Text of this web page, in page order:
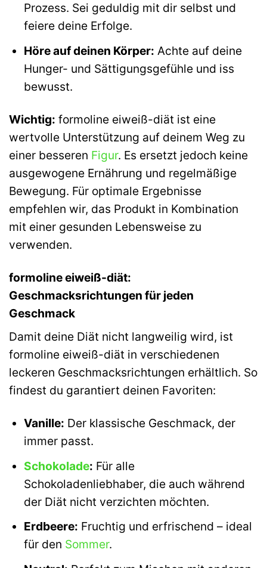
Prozess. Sei geduldig mit dir selbst und
feiere deine Erfolge.
Höre auf deinen Körper: Achte auf deine
Hunger- und Sättigungsgefühle und iss
bewusst.
Wichtig: formoline eiweiß-diät ist eine
wertvolle Unterstützung auf deinem Weg zu
einer besseren Figur. Es ersetzt jedoch keine
ausgewogene Ernährung und regelmäßige
Bewegung. Für optimale Ergebnisse
empfehlen wir, das Produkt in Kombination
mit einer gesunden Lebensweise zu
verwenden.
formoline eiweiß-diät:
Geschmacksrichtungen für jeden
Geschmack
Damit deine Diät nicht langweilig wird, ist
formoline eiweiß-diät in verschiedenen
leckeren Geschmacksrichtungen erhältlich. So
findest du garantiert deinen Favoriten:
Vanille: Der klassische Geschmack, der
immer passt.
Schokolade: Für alle
Schokoladenliebhaber, die auch während
der Diät nicht verzichten möchten.
Erdbeere: Fruchtig und erfrischend – ideal
für den Sommer.